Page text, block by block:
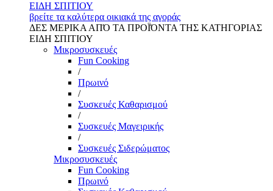
ΕΙΔΗ ΣΠΙΤΙΟΥ
βρείτε τα καλύτερα οικιακά της αγοράς
ΔΕΣ ΜΕΡΙΚΑ ΑΠΌ ΤΑ ΠΡΟΪΌΝΤΑ ΤΗΣ ΚΑΤΗΓΟΡΙΑΣ
ΕΙΔΗ ΣΠΙΤΙΟΥ
Μικροσυσκευές
Fun Cooking
/
Πρωινό
/
Συσκευές Καθαρισμού
/
Συσκευές Μαγειρικής
/
Συσκευές Σιδερώματος
Μικροσυσκευές
Fun Cooking
Πρωινό